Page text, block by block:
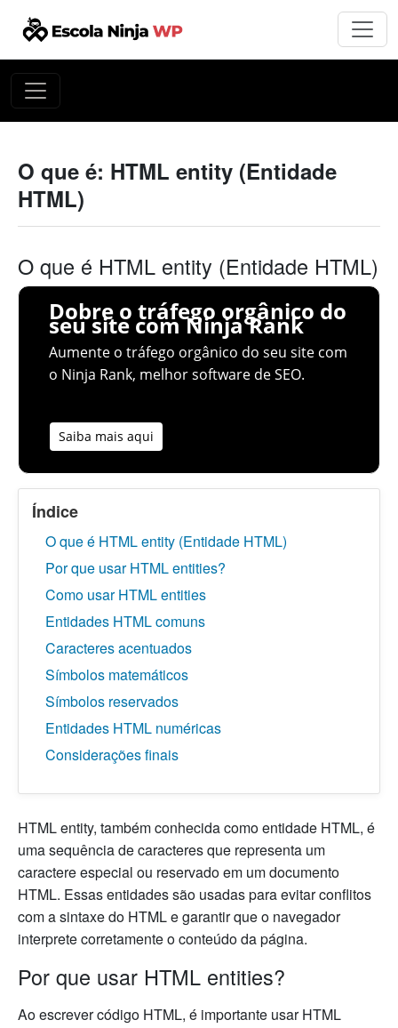
O que é: HTML entity (Entidade
HTML)
O que é HTML entity (Entidade HTML)
Dobre o tráfego orgânico do
seu site com Ninja Rank
Aumente o tráfego orgânico do seu site com
o Ninja Rank, melhor software de SEO.
Saiba mais aqui
Índice
O que é HTML entity (Entidade HTML)
Por que usar HTML entities?
Como usar HTML entities
Entidades HTML comuns
Caracteres acentuados
Símbolos matemáticos
Símbolos reservados
Entidades HTML numéricas
Considerações finais
HTML entity, também conhecida como entidade HTML, é
uma sequência de caracteres que representa um
caractere especial ou reservado em um documento
HTML. Essas entidades são usadas para evitar conflitos
com a sintaxe do HTML e garantir que o navegador
interprete corretamente o conteúdo da página.
Por que usar HTML entities?
Ao escrever código HTML, é importante usar HTML